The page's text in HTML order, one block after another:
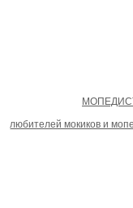
любителей мокиков и